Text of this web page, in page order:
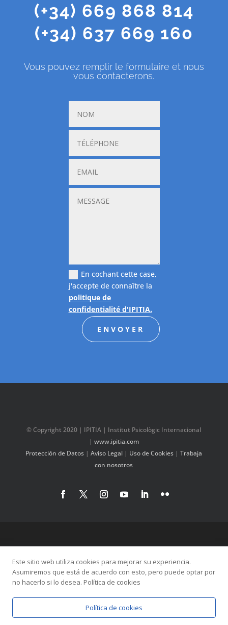
(+34) 669 868 814
(+34) 637 669 160
Vous pouvez remplir le formulaire et nous
vous contacterons.
En cochant cette case,
j'accepte de connaître la
politique de
confidentialité d'IPITIA.
ENVOYER
© Copyright 2020 | IPITIA | Institut Psicològic Internacional
| www.ipitia.com
Protección de Datos |Aviso Legal | Uso de Cookies |Trabaja
con nosotros
Este sitio web utiliza cookies para mejorar su experiencia.
Asumiremos que está de acuerdo con esto, pero puede optar por
no hacerlo si lo desea. Política de cookies
Política de cookies